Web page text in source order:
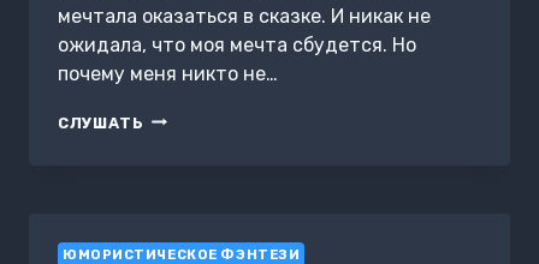
мечтала оказаться в сказке. И никак не
ожидала, что моя мечта сбудется. Но
почему меня никто не…
СЛУШАТЬ НЕВЕСТА
ЮМОРИСТИЧЕСКОЕ ФЭНТЕЗИ